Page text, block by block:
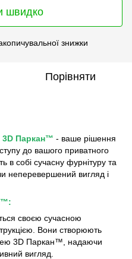
швидко
знижки
Порівняти
3D Паркан™ - ваше рішення
до вашого приватного
в собі сучасну фурнітуру та
неперевершений вигляд і
своєю сучасною
Вони створюють
3D Паркан™, надаючи
вигляд.